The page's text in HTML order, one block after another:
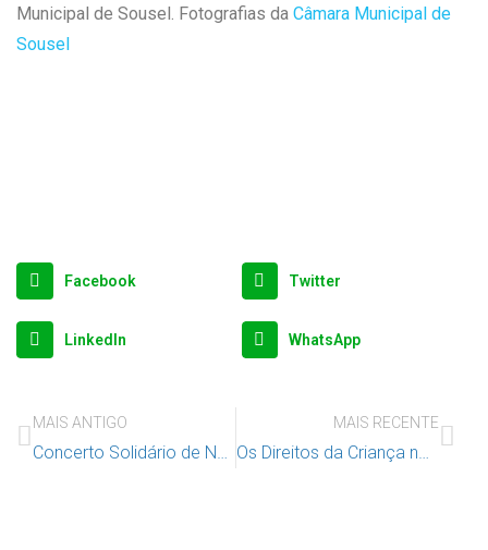
Municipal de Sousel. Fotografias da Câmara Municipal de
Sousel
Facebook Twitter
LinkedIn WhatsApp
MAIS ANTIGO MAIS RECENTE